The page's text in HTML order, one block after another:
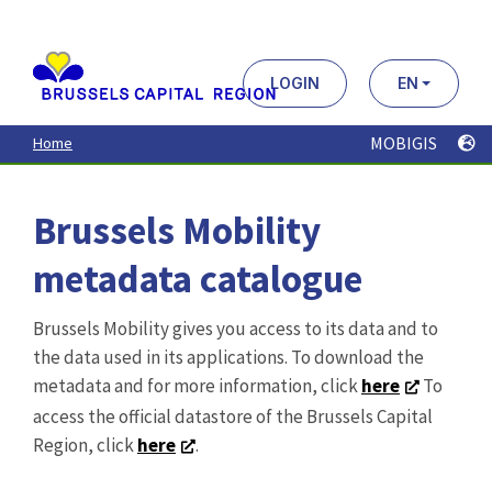
contenu
principal
LOGIN EN
Home MOBIGIS
Brussels Mobility
metadata catalogue
Brussels Mobility gives you access to its data and to
the data used in its applications. To download the
metadata and for more information, clickhere
To
access the official datastore of the Brussels Capital
Region, clickhere .